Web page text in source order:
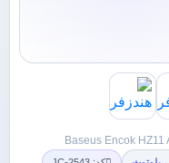
Baseus Encok